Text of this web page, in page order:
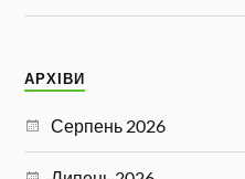
АРХІВИ
Серпень 2026